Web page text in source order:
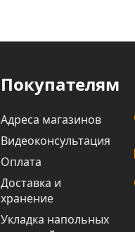
Покупателям
Адреса магазинов
Видеоконсультация
Оплата
Доставка и
хранение
Укладка напольных